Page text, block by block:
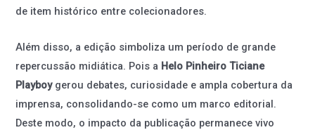
de item histórico entre colecionadores.
Além disso, a edição simboliza um período de grande
repercussão midiática. Pois a Helo Pinheiro Ticiane
Playboygerou debates, curiosidade e ampla cobertura da
imprensa, consolidando-se como um marco editorial.
Deste modo, o impacto da publicação permanece vivo